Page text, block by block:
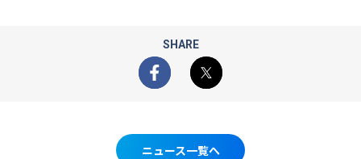
SHARE
Facebook
X
ニュース一覧へ